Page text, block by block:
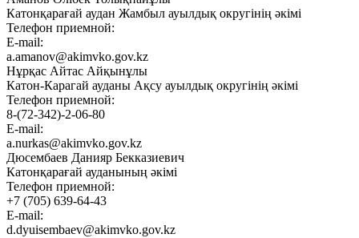
Катонқарағай аудан Жамбыл ауылдық округінің әкімі
Телефон приемной:
E-mail:
a.amanov@akimvko.gov.kz
Нұрқас Айтас Айқынұлы
Катон-Карагай ауданы Ақсу ауылдық округінің әкімі
Телефон приемной:
8-(72-342)-2-06-80
E-mail:
a.nurkas@akimvko.gov.kz
Дюсембаев Данияр Бекказиевич
Катонқарағай ауданының әкімі
Телефон приемной:
+7 (705) 639-64-43
E-mail:
d.dyuisembaev@akimvko.gov.kz